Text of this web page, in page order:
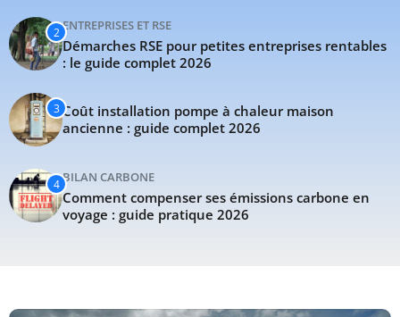
2 ENTREPRISES ET RSE
Démarches RSE pour petites entreprises rentables
: le guide complet 2026
3 Coût installation pompe à chaleur maison
ancienne : guide complet 2026
4 BILAN CARBONE
Comment compenser ses émissions carbone en
voyage : guide pratique 2026